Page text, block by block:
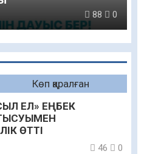
Көп қаралған
ЕЛ» ЕҢБЕК
ӨТТІ
46 0
88 0